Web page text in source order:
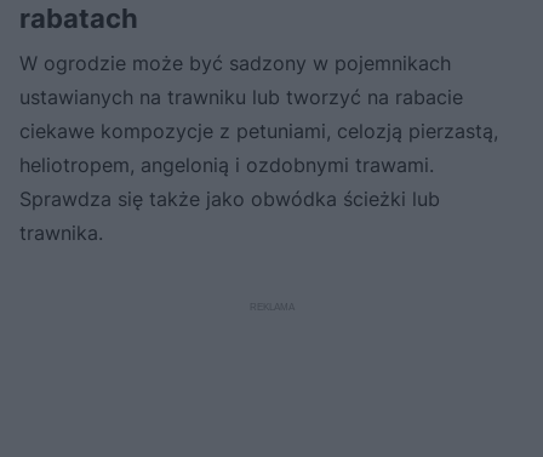
rabatach
W ogrodzie może być sadzony w pojemnikach
ustawianych na trawniku lub tworzyć na rabacie
ciekawe kompozycje z petuniami, celozją pierzastą,
heliotropem, angelonią i ozdobnymi trawami.
Sprawdza się także jako obwódka ścieżki lub
trawnika.